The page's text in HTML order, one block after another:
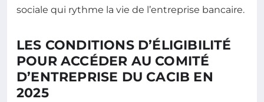
sociale qui rythme la vie de l’entreprise bancaire.
LES CONDITIONS D’ÉLIGIBILITÉ
POUR ACCÉDER AU COMITÉ
D’ENTREPRISE DU CACIB EN
2025